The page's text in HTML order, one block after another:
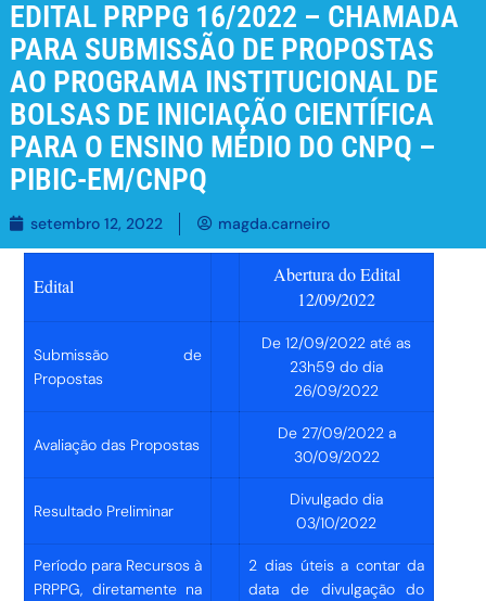
EDITAL PRPPG 16/2022 – CHAMADA
PARA SUBMISSÃO DE PROPOSTAS
AO PROGRAMA INSTITUCIONAL DE
BOLSAS DE INICIAÇÃO CIENTÍFICA
PARA O ENSINO MÉDIO DO CNPQ –
PIBIC-EM/CNPQ
setembro 12, 2022 magda.carneiro
Edital
Abertura do Edital
12/09/2022
Submissão de
Propostas
De 12/09/2022 até as
23h59 do dia
26/09/2022
Avaliação das Propostas
De 27/09/2022 a
30/09/2022
Resultado Preliminar
Divulgado dia
03/10/2022
Período para Recursos à
PRPPG, diretamente na
2 dias úteis a contar da
data de divulgação do